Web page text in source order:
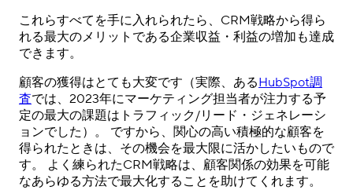
これらすべてを手に入れられたら、CRM戦略から得ら
れる最大のメリットである企業収益・利益の増加も達成
できます。
顧客の獲得はとても大変です（実際、あるHubSpot調
査では、2023年にマーケティング担当者が注力する予
定の最大の課題はトラフィック/リード・ジェネレーシ
ョンでした）。 ですから、関心の高い積極的な顧客を
得られたときは、その機会を最大限に活かしたいもので
す。 よく練られたCRM戦略は、顧客関係の効果を可能
なあらゆる方法で最大化することを助けてくれます。